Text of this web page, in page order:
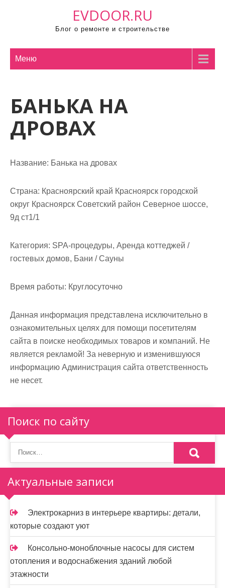
EVDOOR.RU
Блог о ремонте и строительстве
Меню
БАНЬКА НА
ДРОВАХ
Название: Банька на дровах
Страна: Красноярский край Красноярск городской
округ Красноярск Советский район Северное шоссе,
9д ст1/1
Категория: SPA-процедуры, Аренда коттеджей /
гостевых домов, Бани / Сауны
Время работы: Круглосуточно
Данная информация представлена исключительно в
ознакомительных целях для помощи посетителям
сайта в поиске необходимых товаров и компаний. Не
является рекламой! За неверную и изменившуюся
информацию Администрация сайта ответственность
не несет.
Поиск по сайту
Актуальные записи
Электрокарниз в интерьере квартиры: детали,
которые создают уют
Консольно-моноблочные насосы для систем
отопления и водоснабжения зданий любой
этажности